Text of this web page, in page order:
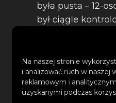
Na naszej stronie
i analizować ruch w
reklamowym i
uzyskanymi podczas
była pusta – 12-
był ciągle
–